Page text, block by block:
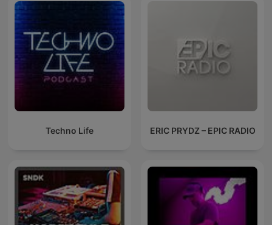
Techno Life ERIC PRYDZ – EPIC RADIO